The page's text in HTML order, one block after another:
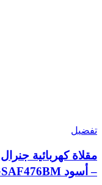
تفضيل
– أسود GSAF476BM